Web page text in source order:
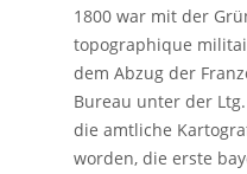
1800 war mit der
topographique
dem Abzug der
Bureau unter der
die amtliche
worden, die erste